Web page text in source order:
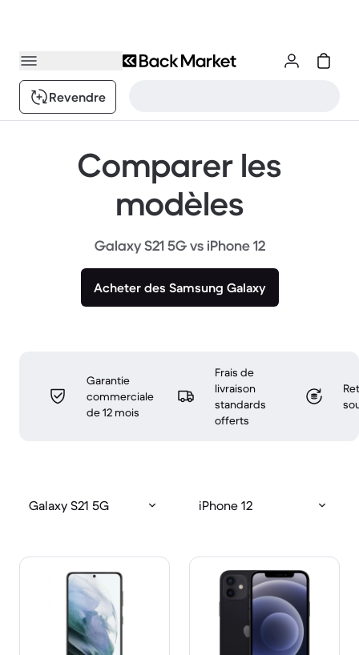
Revendre
Comparer les
modèles
Galaxy S21 5G vs iPhone 12
Acheter des Samsung Galaxy
Garantie
commerciale
de 12 mois
Frais de
livraison
standards
offerts
Galaxy S21 5G iPhone 12